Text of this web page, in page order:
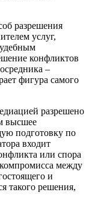
разрешения
услуг,
конфликтов
–
фигура самого
разрешено
высшее
подготовку по
входит
или спора
между
и
такого решения,